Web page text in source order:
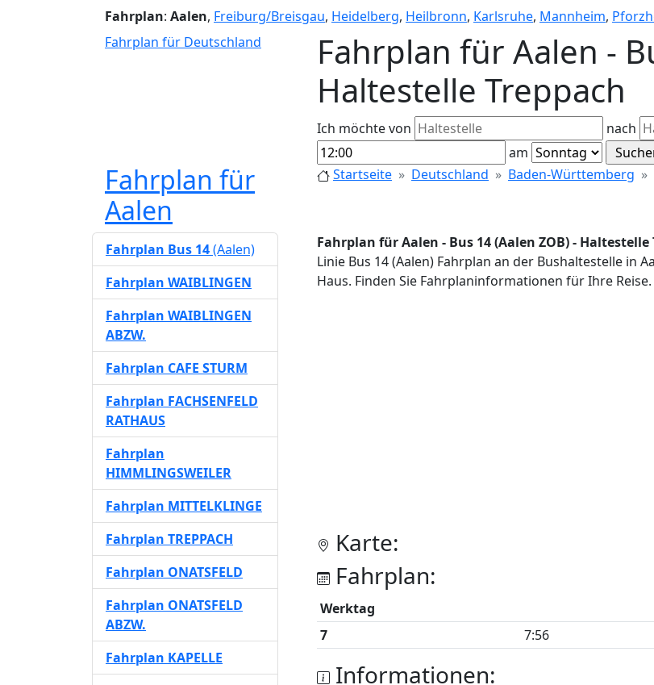
Fahrplan: Aalen, Freiburg/Breisgau, Heidelberg, Heilbronn, Karlsruhe, Mannheim,
Fahrplan für Deutschland
Fahrplan für Aalen -
Haltestelle Treppach
Ich möchte von nach
am
Fahrplan für
Aalen
Startseite Deutschland Baden-Württemberg
Fahrplan für Aalen - Bus 14 (Aalen ZOB) - Haltestelle
Linie Bus 14 (Aalen) Fahrplan an der Bushaltestelle in
Haus. Finden Sie Fahrplaninformationen für Ihre Reise.
Karte:
Fahrplan:
Werktag
7
7:56
Informationen:
Fahrplan Bus 14(Aalen)
Fahrplan WAIBLINGEN
Fahrplan WAIBLINGEN
ABZW.
Fahrplan CAFE STURM
Fahrplan FACHSENFELD
RATHAUS
Fahrplan
HIMMLINGSWEILER
Fahrplan MITTELKLINGE
Fahrplan TREPPACH
Fahrplan ONATSFELD
Fahrplan ONATSFELD
ABZW.
Fahrplan KAPELLE